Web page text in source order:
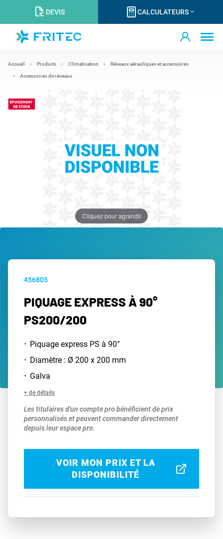
DEVIS CALCULATEURS
Accueil Produits Climatisation Réseaux aérauliques et accessoires
Accessoires de réseaux
Cliquez pour agrandir
456805
PIQUAGE EXPRESS À 90°
PS200/200
Piquage express PS à 90°
Diamètre : Ø 200 x 200 mm
Galva
+ de détails
Les titulaires d'un compte pro bénéficient de prix
personnalisés et peuvent commander directement
depuis leur espace pro.
VOIR MON PRIX ET LA
DISPONIBILITÉ